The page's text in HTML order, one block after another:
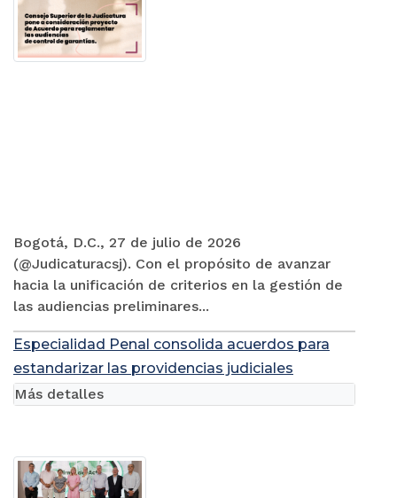
Bogotá, D.C., 27 de julio de 2026
(@Judicaturacsj). Con el propósito de avanzar
hacia la unificación de criterios en la gestión de
las audiencias preliminares...
Especialidad Penal consolida acuerdos para
estandarizar las providencias judiciales
Más detalles